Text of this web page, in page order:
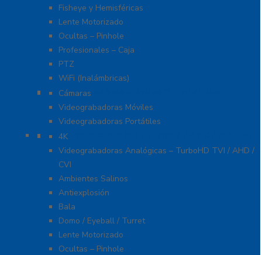
Fisheye y Hemisféricas
Lente Motorizado
Ocultas – Pinhole
Profesionales – Caja
PTZ
WiFi (Inalámbricas)
Videograbadoras Móviles Y Portátiles
Cámaras
Videograbadoras Móviles
Videograbadoras Portátiles
Cámaras Y DVRs HD TurboHD / AHD / HD-TVI
4K
Videograbadoras Analógicas – TurboHD TVI / AHD /
CVI
Ambientes Salinos
Antiexplosión
Bala
Domo / Eyeball / Turret
Lente Motorizado
Ocultas – Pinhole